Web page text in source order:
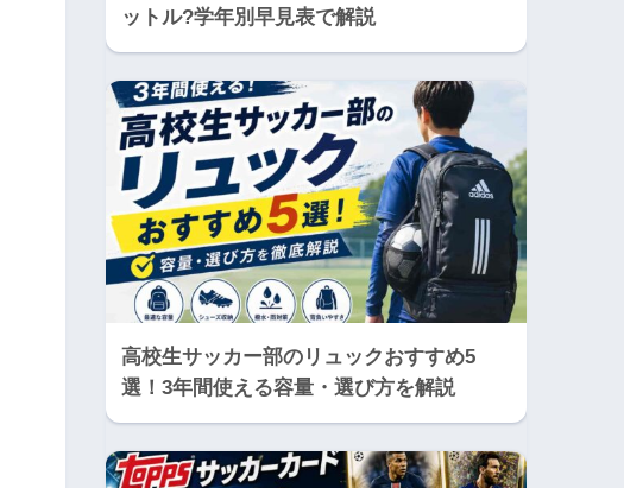
ットル?学年別早見表で解説
高校生サッカー部のリュックおすすめ5
選！3年間使える容量・選び方を解説